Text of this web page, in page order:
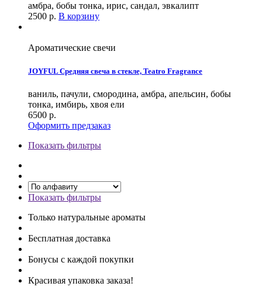
амбра, бобы тонка, ирис, сандал, эвкалипт
2500 р. В корзину
Ароматические свечи
JOYFUL Средняя свеча в стекле, Teatro Fragrance
ваниль, пачули, смородина, амбра, апельсин, бобы
тонка, имбирь, хвоя ели
6500 р.
Оформить предзаказ
Показать фильтры
Показать фильтры
Только натуральные ароматы
Бесплатная доставка
Бонусы с каждой покупки
Красивая упаковка заказа!